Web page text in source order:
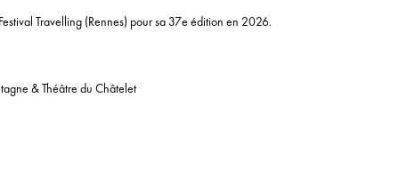
Travelling (Rennes) pour sa 37e édition en 2026.
& Théâtre du Châtelet